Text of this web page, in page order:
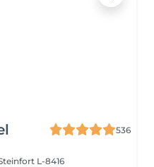
536
L-8416